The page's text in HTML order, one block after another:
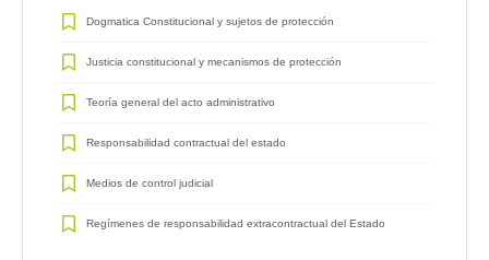
Dogmatica Constitucional y sujetos de protección
Justicia constitucional y mecanismos de protección
Teoría general del acto administrativo
Responsabilidad contractual del estado
Medios de control judicial
Regímenes de responsabilidad extracontractual del Estado